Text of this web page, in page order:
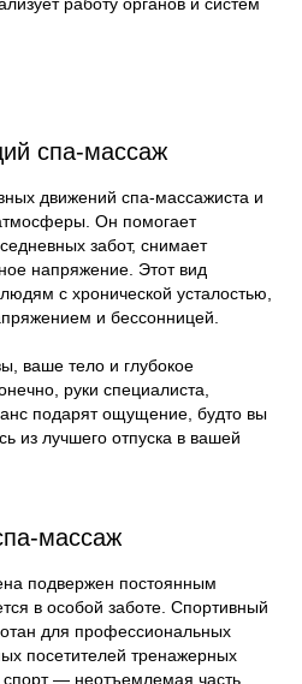
работу органов и систем
спа-массаж
движений спа-массажиста и
Он помогает
забот, снимает
напряжение. Этот вид
с хронической усталостью,
и бессонницей.
ваше тело и глубокое
руки специалиста,
подарят ощущение, будто вы
из лучшего отпуска в вашей
массаж
подвержен постоянным
в особой заботе. Спортивный
для профессиональных
посетителей тренажерных
спорт — неотъемлемая часть